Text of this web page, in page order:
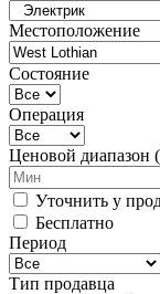
Местоположение
Состояние
Операция
Ценовой диапазон
Уточнить у
Бесплатно
Период
Тип продавца